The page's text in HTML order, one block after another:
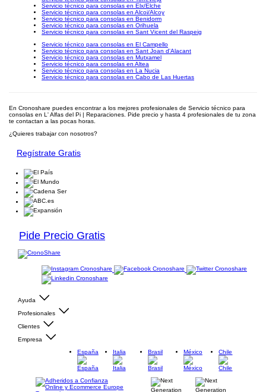
Servicio técnico para consolas en Elx/Elche
Servicio técnico para consolas en Alcoi/Alcoy
Servicio técnico para consolas en Benidorm
Servicio técnico para consolas en Orihuela
Servicio técnico para consolas en Sant Vicent del Raspeig
Servicio técnico para consolas en El Campello
Servicio técnico para consolas en Sant Joan d'Alacant
Servicio técnico para consolas en Mutxamel
Servicio técnico para consolas en Altea
Servicio técnico para consolas en La Nucia
Servicio técnico para consolas en Cabo de Las Huertas
En Cronoshare puedes encontrar a los mejores profesionales de Servicio técnico para
consolas en L' Alfas del Pi | Reparaciones. Pide precio y hasta 4 profesionales de tu zona
te contactan a las pocas horas.
¿Quieres trabajar con nosotros?
Regístrate Gratis
Pide Precio Gratis
Ayuda
Profesionales
Clientes
Empresa
España
Italia Brasil México Chile